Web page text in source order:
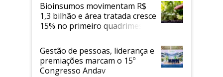
Bioinsumos movimentam R$
1,3 bilhão e área tratada cresce
15% no primeiro quadrimestre
de 2026
Gestão de pessoas, liderança e
premiações marcam o 15º
Congresso Andav